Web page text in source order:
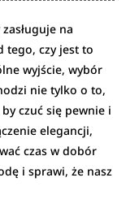
na
tego, czy jest to
wyjście, wybór
nie tylko o to,
czuć się pewnie i
elegancji,
czas w dobór
i sprawi, że nasz